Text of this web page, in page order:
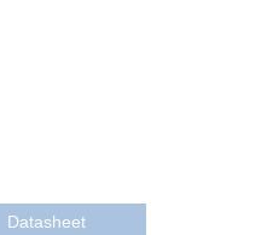
Datasheet